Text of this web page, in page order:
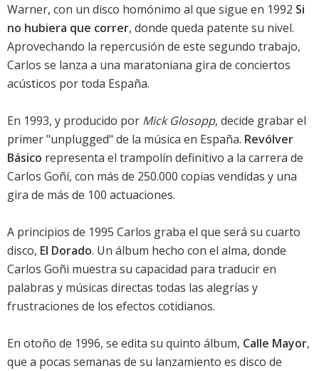
Warner, con un disco homónimo al que sigue en 1992 Si
no hubiera que correr, donde queda patente su nivel.
Aprovechando la repercusión de este segundo trabajo,
Carlos se lanza a una maratoniana gira de conciertos
acústicos por toda España.
En 1993, y producido por Mick Glosopp, decide grabar el
primer "unplugged" de la música en España. Revólver
Básico representa el trampolín definitivo a la carrera de
Carlos Goñí, con más de 250.000 copias vendidas y una
gira de más de 100 actuaciones.
A principios de 1995 Carlos graba el que será su cuarto
disco, El Dorado. Un álbum hecho con el alma, donde
Carlos Goñi muestra su capacidad para traducir en
palabras y músicas directas todas las alegrías y
frustraciones de los efectos cotidianos.
En otoño de 1996, se edita su quinto álbum, Calle Mayor,
que a pocas semanas de su lanzamiento es disco de